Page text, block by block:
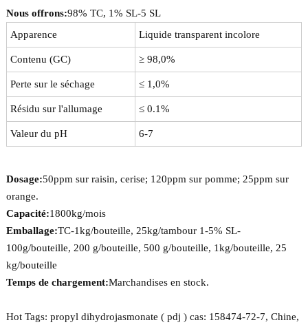
Nous offrons:98% TC, 1% SL-5 SL
Apparence
Liquide transparent incolore
Contenu (GC) ≥ 98,0%
Perte sur le séchage ≤ 1,0%
Résidu sur l'allumage ≤ 0.1%
Valeur du pH 6-7
Dosage:50ppm sur raisin, cerise; 120ppm sur pomme; 25ppm sur
orange.
Capacité:1800kg/mois
Emballage:TC-1kg/bouteille, 25kg/tambour 1-5% SL-
100g/bouteille, 200 g/bouteille, 500 g/bouteille, 1kg/bouteille, 25
kg/bouteille
Temps de chargement:Marchandises en stock.
Hot Tags: propyl dihydrojasmonate ( pdj ) cas: 158474-72-7, Chine,